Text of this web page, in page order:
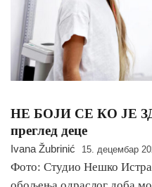
НЕ БОЈИ СЕ КО ЈЕ
преглед деце
Ivana Žubrinić 15. децембар
Фото: Студио Нешко